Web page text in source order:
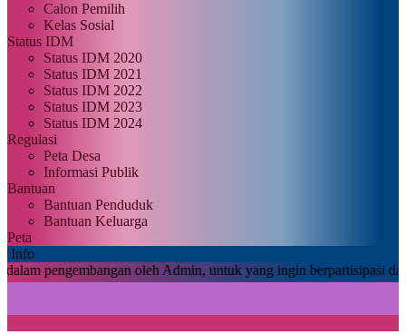
Calon Pemilih
Kelas Sosial
Status IDM
Status IDM 2020
Status IDM 2021
Status IDM 2022
Status IDM 2023
Status IDM 2024
Regulasi
Peta Desa
Informasi Publik
Bantuan
Bantuan Penduduk
Bantuan Keluarga
Peta
Info
oleh Admin, untuk yang ingin berpartisipasi dalam